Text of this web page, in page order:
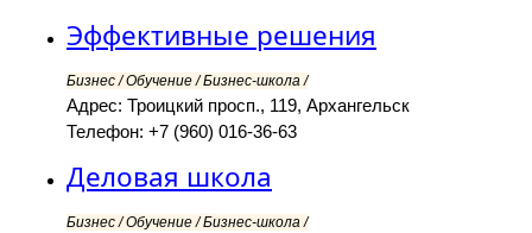
Эффективные решения
Бизнес / Обучение / Бизнес-школа /
Адрес: Троицкий просп., 119, Архангельск
Телефон: +7 (960) 016-36-63
Деловая школа
Бизнес / Обучение / Бизнес-школа /